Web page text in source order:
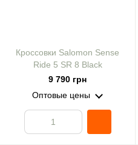
Кроссовки Salomon Sense
Ride 5 SR 8 Black
9 790 грн
Оптовые цены